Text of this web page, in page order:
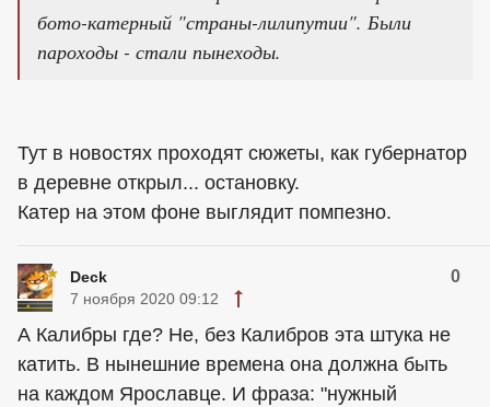
бото-катерный "страны-лилипутии". Были
пароходы - стали пынеходы.
Тут в новостях проходят сюжеты, как губернатор
в деревне открыл... остановку.
Катер на этом фоне выглядит помпезно.
Deck 0
7 ноября 2020 09:12
А Калибры где? Не, без Калибров эта штука не
катить. В нынешние времена она должна быть
на каждом Ярославце. И фраза: "нужный